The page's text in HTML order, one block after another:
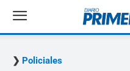
Policiales